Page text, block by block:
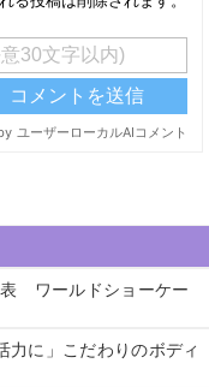
表 ワールドショーケー
に」こだわりのボディ